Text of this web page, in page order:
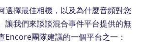
選擇最佳相機，以及為什麼音頻對您
讓我們來談談混合事件平台提供的無
Encore團隊建議的一個平台之一：